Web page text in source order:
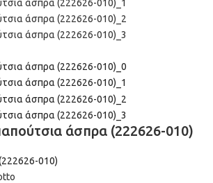
άσπρα (222626-010)
010)